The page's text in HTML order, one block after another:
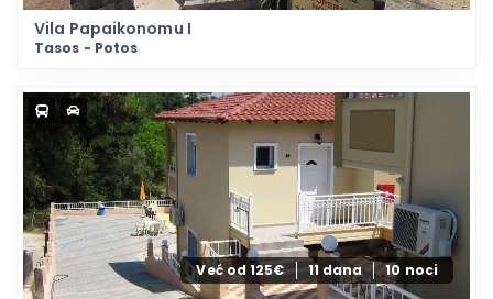
Vila Papaikonomu I
Tasos - Potos
Već od 125€ 11 dana 10 noci